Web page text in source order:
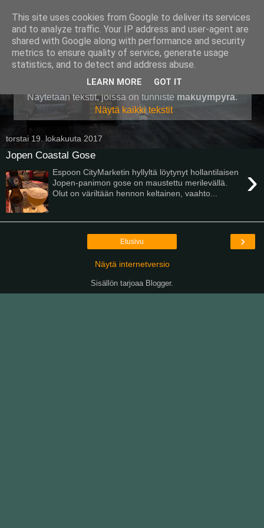
Pullollinen
Näytetään tekstit, joissa on tunniste makuympyrä.
Näytä kaikki tekstit
torstai 19. lokakuuta 2017
Jopen Coastal Gose
›
Espoon CityMarketin hyllyltä löytynyt hollantilaisen
Jopen-panimon gose on maustettu merilevällä.
Olut on väriltään hennon keltainen, vaahto...
›
Etusivu
Näytä internetversio
Sisällön tarjoaa Blogger.
This site uses cookies from Google to deliver its services
and to analyze traffic. Your IP address and user-agent are
shared with Google along with performance and security
metrics to ensure quality of service, generate usage
statistics, and to detect and address abuse.
LEARN MORE GOT IT